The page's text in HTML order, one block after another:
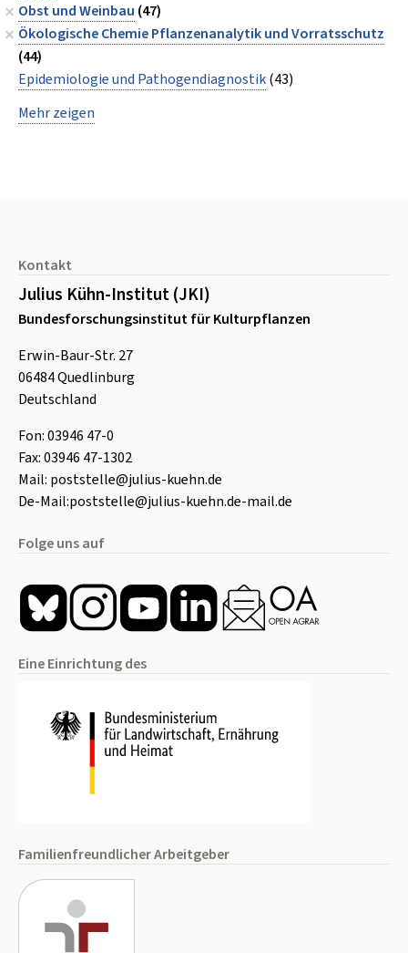
Obst und Weinbau (47)
Ökologische Chemie Pflanzenanalytik und Vorratsschutz
(44)
Epidemiologie und Pathogendiagnostik(43)
Mehr zeigen
Kontakt
Julius Kühn-Institut (JKI)
Bundesforschungsinstitut für Kulturpflanzen
Erwin-Baur-Str. 27
06484Quedlinburg
Deutschland
Fon:03946 47-0
Fax:03946 47-1302
Mail: poststelle@julius-kuehn.de
De-Mail:poststelle@julius-kuehn.de-mail.de
Folge uns auf
Eine Einrichtung des
Familienfreundlicher Arbeitgeber